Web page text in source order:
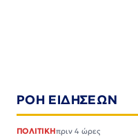
ΡΟΗ ΕΙΔΗΣΕΩΝ
ΠΟΛΙΤΙΚΗπριν 4 ώρες